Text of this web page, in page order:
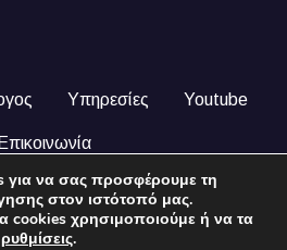
Υπηρεσίες Youtube
Επικοινωνία
ALL
RESERVED.
για να σας προσφέρουμε τη
στον ιστότοπό μας.
cookies χρησιμοποιούμε ή να τα
ρυθμίσεις.